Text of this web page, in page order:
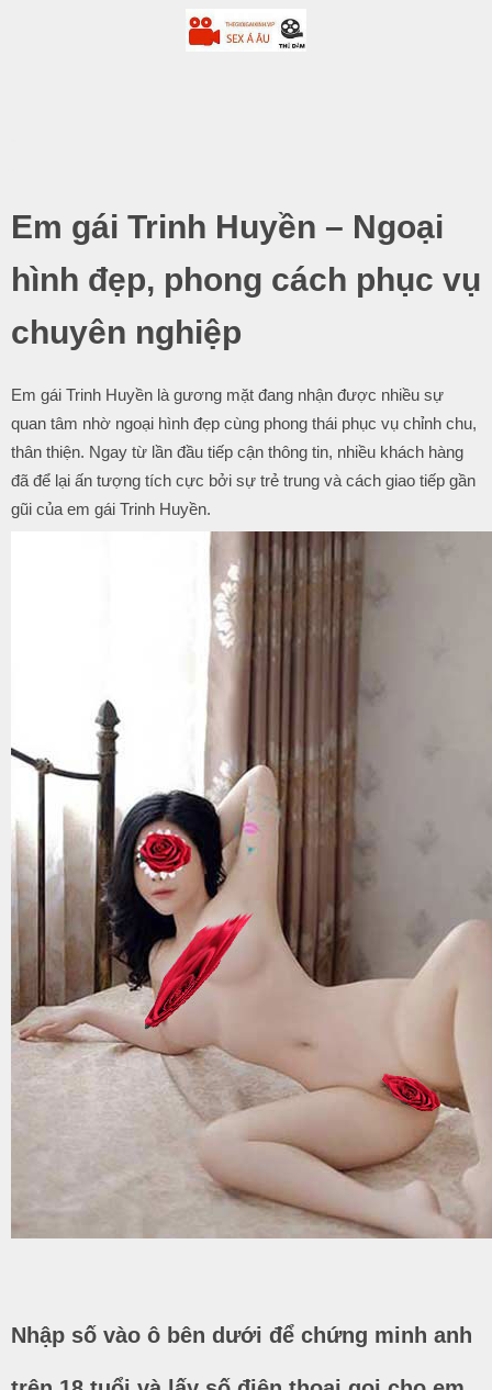
Em gái Trinh Huyền – Ngoại
hình đẹp, phong cách phục vụ
chuyên nghiệp
Em gái Trinh Huyền là gương mặt đang nhận được nhiều sự
quan tâm nhờ ngoại hình đẹp cùng phong thái phục vụ chỉnh chu,
thân thiện. Ngay từ lần đầu tiếp cận thông tin, nhiều khách hàng
đã để lại ấn tượng tích cực bởi sự trẻ trung và cách giao tiếp gần
gũi của em gái Trinh Huyền.
Nhập số vào ô bên dưới để chứng minh anh